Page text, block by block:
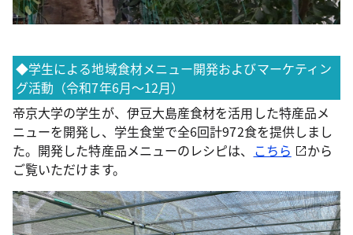
◆学生による地域食材メニュー開発およびマーケティン
グ活動（令和7年6月～12月）
帝京大学の学生が、伊豆大島産食材を活用した特産品メ
ニューを開発し、学生食堂で全6回計972食を提供しまし
た。開発した特産品メニューのレシピは、 こちら
から
ご覧いただけます。